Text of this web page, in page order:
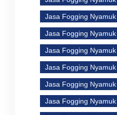
Jasa Fogging
Jasa Fogging
Jasa Fogging
Jasa Fogging
Jasa Fogging
Jasa Fogging